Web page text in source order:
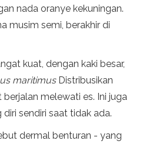
nada oranye kekuningan.
musim semi, berakhir di
kuat, dengan kaki besar,
maritimusDistribusikan
melewati es. Ini juga
sendiri saat tidak ada.
dermal benturan - yang